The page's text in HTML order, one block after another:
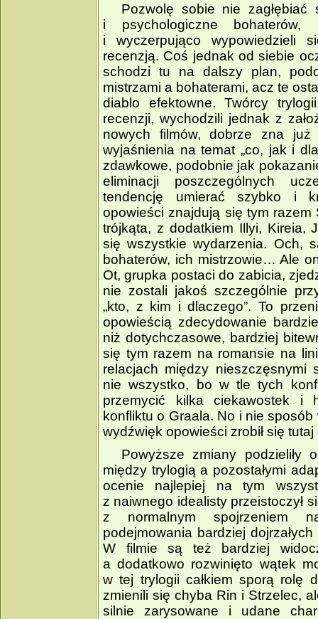
Pozwolę sobie nie
i psychologiczne
i wyczerpująco wypowiedzieli
recenzją. Coś jednak od siebie
schodzi tu na dalszy plan,
mistrzami a bohaterami, acz te
diablo efektowne. Twórcy
recenzji, wychodzili jednak z
nowych filmów, dobrze zna już
wyjaśnienia na temat „co, jak i
zdawkowe, podobnie jak
eliminacji poszczególnych
tendencję umierać szybko i
opowieści znajdują się tym razem
trójkąta, z dodatkiem Illyi, Kireia,
się wszystkie wydarzenia. Och,
bohaterów, ich mistrzowie… Ale
Ot, grupka postaci do zabicia,
nie zostali jakoś szczególnie
„kto, z kim i dlaczego”. To
opowieścią zdecydowanie
niż dotychczasowe, bardziej
się tym razem na romansie na
relacjach między nieszczęsnymi
nie wszystko, bo w tle tych
przemycić kilka ciekawostek i
konfliktu o Graala. No i nie
wydźwięk opowieści zrobił się
Powyższe zmiany podzieliły
między trylogią a pozostałymi
ocenie najlepiej na tym
z naiwnego idealisty przeistoczył
z normalnym spojrzeniem
podejmowania bardziej
W filmie są też bardziej
a dodatkowo rozwinięto wątek
w tej trylogii całkiem sporą rolę
zmienili się chyba Rin i Strzelec,
silnie zarysowane i udane